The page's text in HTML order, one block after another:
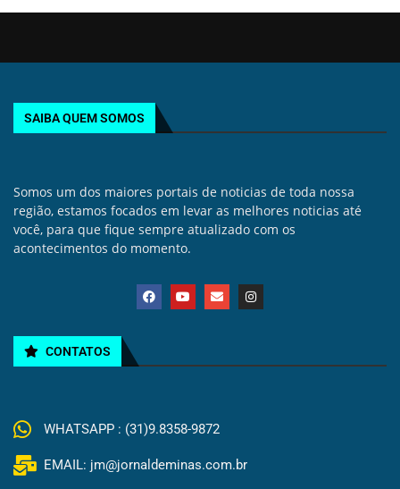
SAIBA QUEM SOMOS
Somos um dos maiores portais de noticias de toda nossa
região, estamos focados em levar as melhores noticias até
você, para que fique sempre atualizado com os
acontecimentos do momento.
CONTATOS
WHATSAPP : (31)9.8358-9872
EMAIL: jm@jornaldeminas.com.br